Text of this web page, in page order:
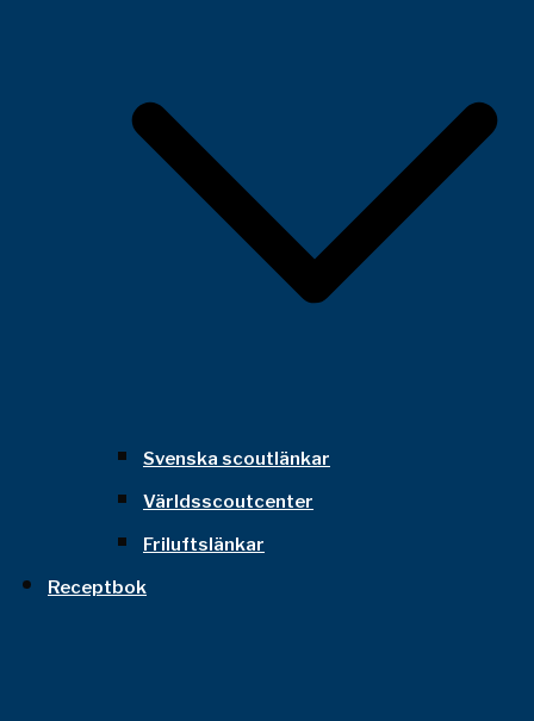
Svenska scoutlänkar
Världsscoutcenter
Friluftslänkar
Receptbok